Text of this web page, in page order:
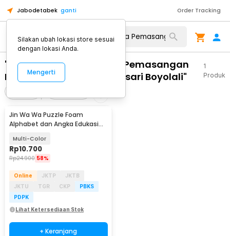
Jabodetabek ganti Order Tracking
"WA 0812 2782 5310 Jasa Pemasangan
Plafon Model Kini Gladagsari Boyolali"
1
Produk
Jin Wa Wa Puzzle Foam
Alphabet dan Angka Edukasi
Multi-Color
Rp10.700
Rp24.900 58%
Online JKTP
JKTB
JKTU
TGR CKP
PBKS
PDPK
Lihat Ketersediaan Stok
+ Keranjang
Silakan ubah lokasi store sesuai
dengan lokasi Anda.
Mengerti